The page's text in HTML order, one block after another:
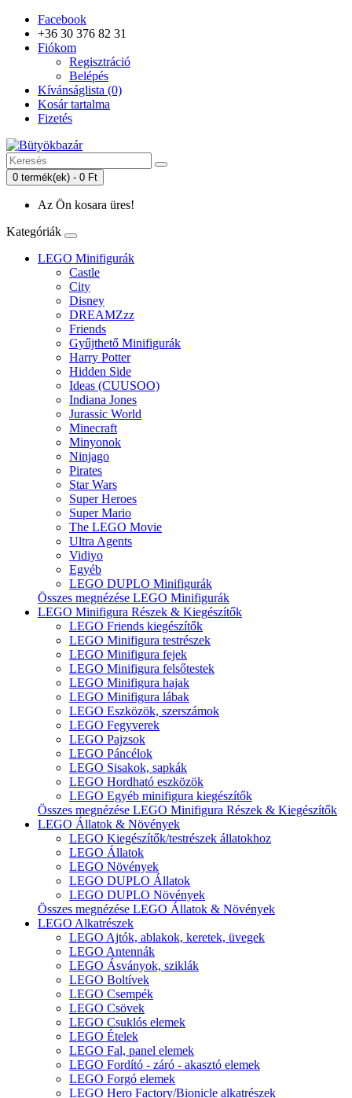
Facebook
+36 30 376 82 31
Fiókom
Regisztráció
Belépés
Kívánságlista (0)
Kosár tartalma
Fizetés
0 termék(ek) - 0 Ft
Az Ön kosara üres!
Kategóriák
LEGO Minifigurák
Castle
City
Disney
DREAMZzz
Friends
Gyűjthető Minifigurák
Harry Potter
Hidden Side
Ideas (CUUSOO)
Indiana Jones
Jurassic World
Minecraft
Minyonok
Ninjago
Pirates
Star Wars
Super Heroes
Super Mario
The LEGO Movie
Ultra Agents
Vidiyo
Egyéb
LEGO DUPLO Minifigurák
Összes megnézése LEGO Minifigurák
LEGO Minifigura Részek & Kiegészítők
LEGO Friends kiegészítők
LEGO Minifigura testrészek
LEGO Minifigura fejek
LEGO Minifigura felsőtestek
LEGO Minifigura hajak
LEGO Minifigura lábak
LEGO Eszközök, szerszámok
LEGO Fegyverek
LEGO Pajzsok
LEGO Páncélok
LEGO Sisakok, sapkák
LEGO Hordható eszközök
LEGO Egyéb minifigura kiegészítők
Összes megnézése LEGO Minifigura Részek & Kiegészítők
LEGO Állatok & Növények
LEGO Kiegészítők/testrészek állatokhoz
LEGO Állatok
LEGO Növények
LEGO DUPLO Állatok
LEGO DUPLO Növények
Összes megnézése LEGO Állatok & Növények
LEGO Alkatrészek
LEGO Ajtók, ablakok, keretek, üvegek
LEGO Antennák
LEGO Ásványok, sziklák
LEGO Boltívek
LEGO Csempék
LEGO Csövek
LEGO Csuklós elemek
LEGO Ételek
LEGO Fal, panel elemek
LEGO Fordító - záró - akasztó elemek
LEGO Forgó elemek
LEGO Hero Factory/Bionicle alkatrészek